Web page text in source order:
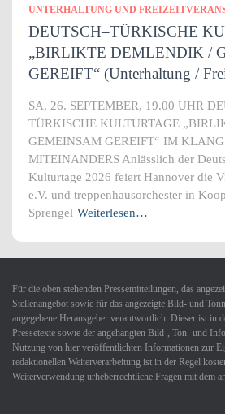
UNTERHALTUNG UND
DEUTSCH–TÜRKISCHE
„BIRLIKTE DEMLENDIK /
GEREIFT“ (Unterhaltung /
SA, 26. SEPTEMBER, 19.00 UHR
TÜRKISCHE KULTURTAGE
GEMEINSAM GEREIFT“ IM KLANG
MITEINANDERS Anlässlich der
Kulturtage 2026 feiert Hannover die
e.V. und treppenhausorchester in
Sprengel Weiterlesen…
Für die oben stehenden Pressemitteilungen, das
Stellenangebot sowie für das angezeigte Bild- und
angegebene Herausgeber verantwortlich. Dieser ist in
Pressetexte sowie der angehängten Bild-, Ton- und
Nutzung von hier veröffentlichten Informationen zur
redaktionellen Weiterverarbeitung ist in der Regel
Weiterverwendung urheberrechtliche Fragen mit dem